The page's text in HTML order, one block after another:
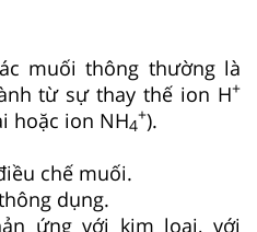
muối thông thường là
từ sự thay thế ion H+
hoặc ion NH4
+).
chế muối.
dụng.
ứng với kim loại, với